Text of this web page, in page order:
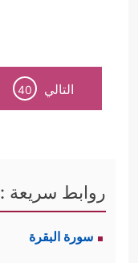
التالي 40
روابط سريعة :
سورة البقرة